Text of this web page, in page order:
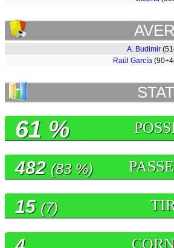
A. Budimir
Raúl García
61 %
482 (83 %)
15 (7)